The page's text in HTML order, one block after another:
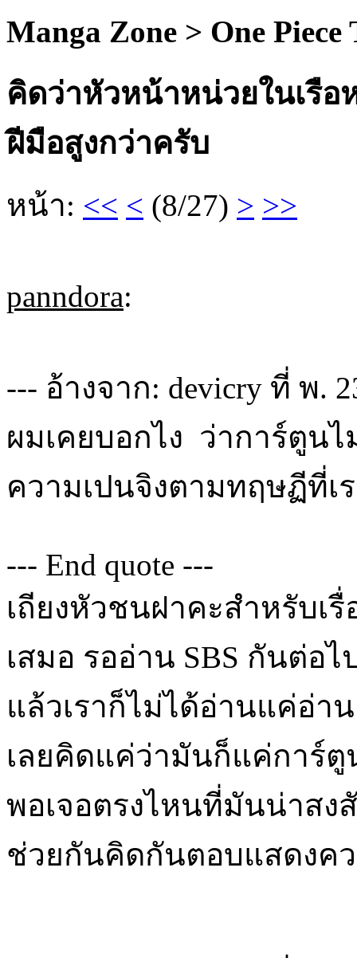
Manga Zone > One
คิดว่าหัวหน้าหน่วยในเรือ
ฝีมือสูงกว่าครับ
หน้า: << < (8/27) > >>
panndora:
--- อ้างจาก: devicry ที่ พ.
ผมเคยบอกไง ว่าการ์ตูน
ความเปนจิงตามทฤษฏีที่เ
--- End quote ---
เถียงหัวชนฝาคะสำหรับเ
เสมอ รออ่าน SBS กันต่อไ
แล้วเราก็ไม่ได้อ่านแค่อ่าน
เลยคิดแค่ว่ามันก็แค่การ์
พอเจอตรงไหนที่มันน่าสง
ช่วยกันคิดกันตอบแสดงค